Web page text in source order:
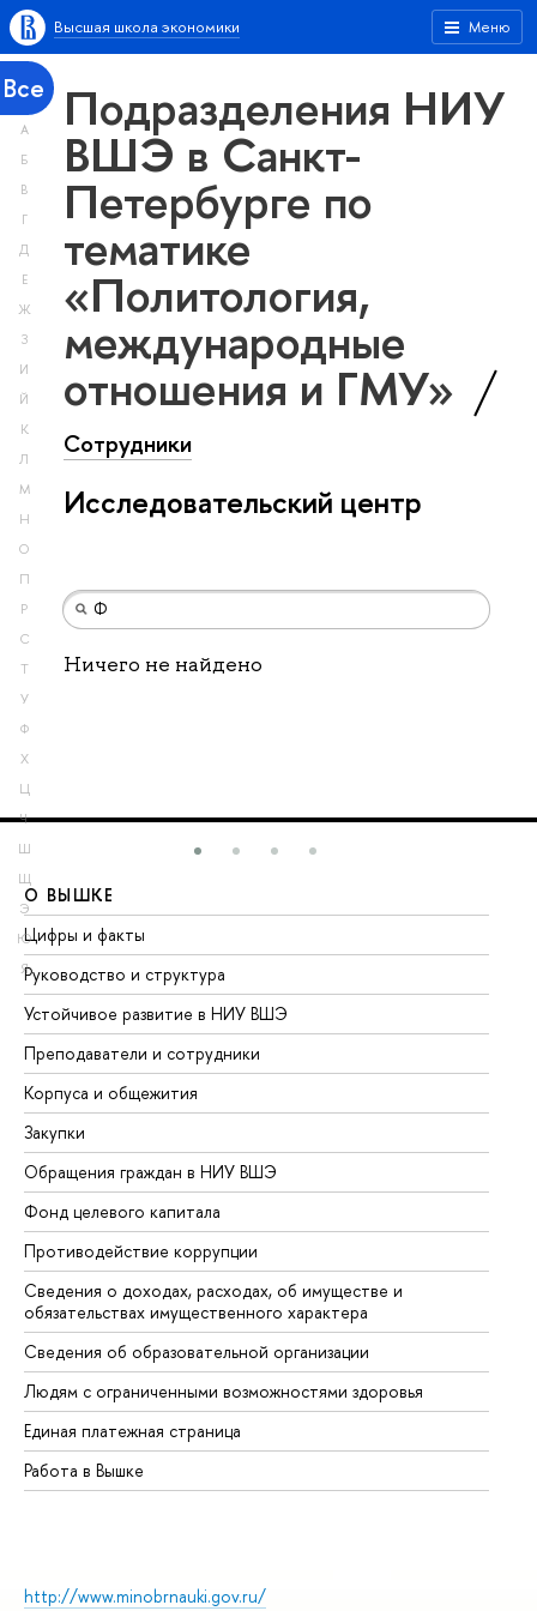
Меню
Высшая школа экономики
Все
А
Б
В
Г
Д
Е
Ж
З
И
Й
К
Л
М
Н
О
П
Р
С
Т
У
Ф
Х
Ц
Ч
Ш
Щ
Э
Ю
Я
Подразделения НИУ
ВШЭ в Санкт-
Петербурге по
тематике
«Политология,
международные
отношения и ГМУ»
Сотрудники
Исследовательский центр
Ничего не найдено
О ВЫШКЕ
Цифры и факты
Руководство и структура
Устойчивое развитие в НИУ ВШЭ
Преподаватели и сотрудники
Корпуса и общежития
Закупки
Обращения граждан в НИУ ВШЭ
Фонд целевого капитала
Противодействие коррупции
Сведения о доходах, расходах, об имуществе и
обязательствах имущественного характера
Сведения об образовательной организации
Людям с ограниченными возможностями здоровья
Единая платежная страница
Работа в Вышке
http://www.minobrnauki.gov.ru/